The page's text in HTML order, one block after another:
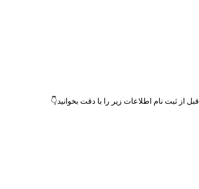
قبل از ثبت نام اطلاعات زیر را با دقت بخوانید👇